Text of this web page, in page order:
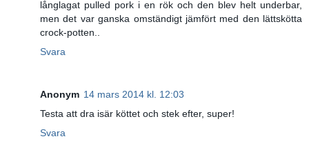
långlagat pulled pork i en rök och den blev helt underbar,
men det var ganska omständigt jämfört med den lättskötta
crock-potten..
Svara
Anonym 14 mars 2014 kl. 12:03
Testa att dra isär köttet och stek efter, super!
Svara